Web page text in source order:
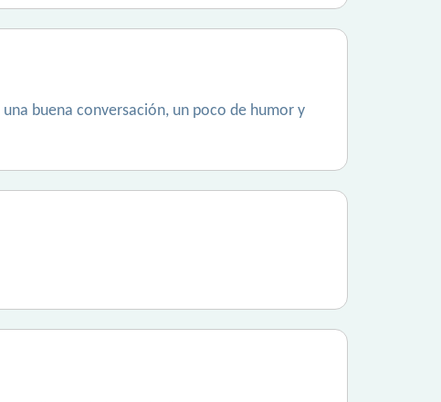
buena conversación, un poco de humor y